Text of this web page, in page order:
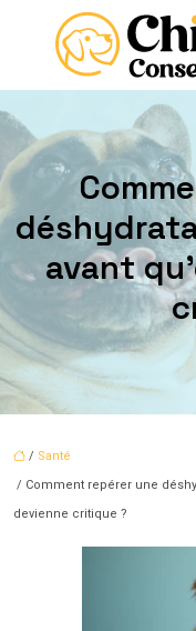
avant
/ Santé
/ Comment repérer une
devienne critique ?